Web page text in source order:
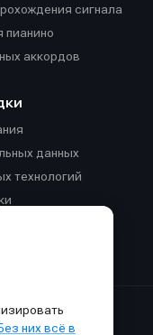
сигнала
пианино
аккордов
данных
технологий
чате
© 2015-2026.
них всё в